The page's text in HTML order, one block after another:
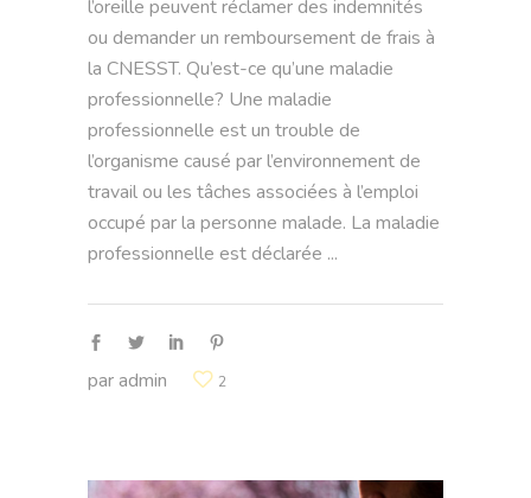
l’oreille peuvent réclamer des indemnités
ou demander un remboursement de frais à
la CNESST. Qu’est-ce qu’une maladie
professionnelle? Une maladie
professionnelle est un trouble de
l’organisme causé par l’environnement de
travail ou les tâches associées à l’emploi
occupé par la personne malade. La maladie
professionnelle est déclarée
paradmin 2